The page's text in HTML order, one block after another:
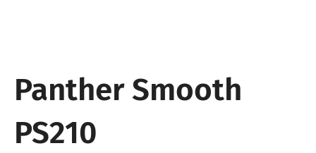
Panther Smooth
PS210